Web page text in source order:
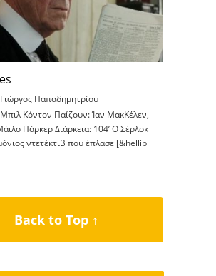
Γιώργος Παπαδημητρίου
Κόντον Παίζουν: Ίαν ΜακΚέλεν,
Πάρκερ Διάρκεια: 104’ O Σέρλοκ
ντετέκτιβ που έπλασε [&hellip
Back to Top ↑